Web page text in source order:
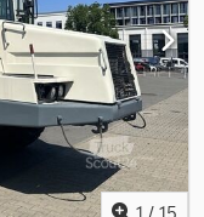
1 / 15